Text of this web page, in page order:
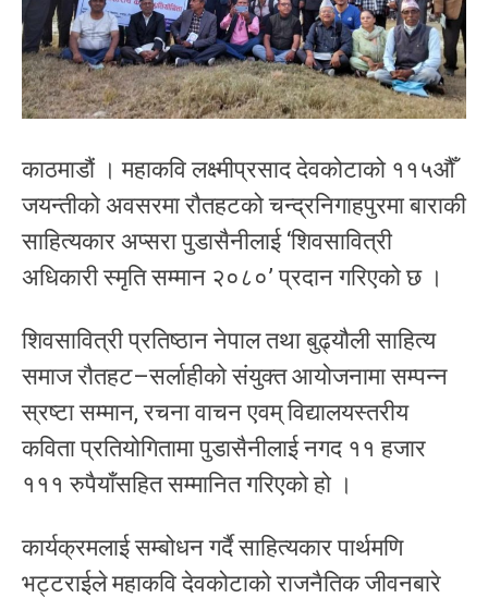
काठमाडौं । महाकवि लक्ष्मीप्रसाद देवकोटाको ११५औँ
जयन्तीको अवसरमा रौतहटको चन्द्रनिगाहपुरमा बाराकी
साहित्यकार अप्सरा पुडासैनीलाई ‘शिवसावित्री
अधिकारी स्मृति सम्मान २०८०’ प्रदान गरिएको छ ।
शिवसावित्री प्रतिष्ठान नेपाल तथा बुढ्यौली साहित्य
समाज रौतहट–सर्लाहीको संयुक्त आयोजनामा सम्पन्न
स्रष्टा सम्मान, रचना वाचन एवम् विद्यालयस्तरीय
कविता प्रतियोगितामा पुडासैनीलाई नगद ११ हजार
१११ रुपैयाँसहित सम्मानित गरिएको हो ।
कार्यक्रमलाई सम्बोधन गर्दै साहित्यकार पार्थमणि
भट्टराईले महाकवि देवकोटाको राजनैतिक जीवनबारे